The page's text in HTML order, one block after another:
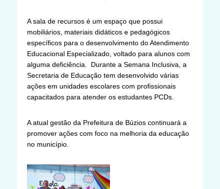
A sala de recursos é um espaço que possui
mobiliários, materiais didáticos e pedagógicos
específicos para o desenvolvimento do Atendimento
Educacional Especializado, voltado para alunos com
alguma deficiência. Durante a Semana Inclusiva, a
Secretaria de Educação tem desenvolvido várias
ações em unidades escolares com profissionais
capacitados para atender os estudantes PCDs.
A atual gestão da Prefeitura de Búzios continuará a
promover ações com foco na melhoria da educação
no município.